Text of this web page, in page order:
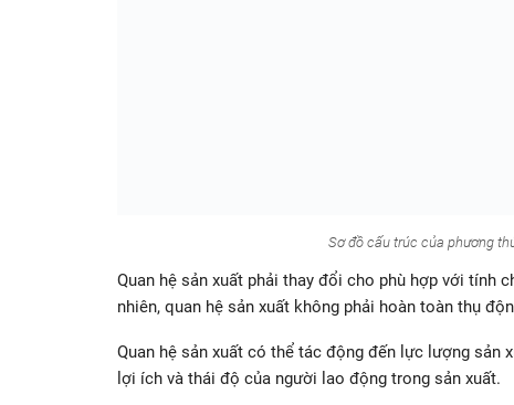
Sơ đồ cấu trúc của phương
Quan hệ sản xuất phải thay đổi cho phù hợp với tính
nhiên, quan hệ sản xuất không phải hoàn toàn thụ
Quan hệ sản xuất có thể tác động đến lực lượng sản
lợi ích và thái độ của người lao động trong sản xuất.